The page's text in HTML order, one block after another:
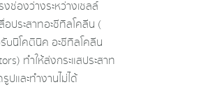
ช่องว่างระหว่างเซลล์
ประสาทอะซีทิลโคลีน (
บนิโคตินิค อะซีทิลโคลีน
ทำให้ส่งกระแสประสาท
ปและทำงานไม่ได้